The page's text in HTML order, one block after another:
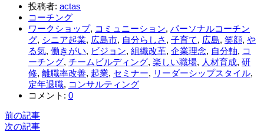
投稿者: actas
コーチング
ワークショップ, コミュニーション, パーソナルコーチン
グ, シニア起業, 広島市, 自分らしさ , 子育て, 広島, 笑顔, や
る気, 働きがい, ビジョン, 組織改革, 企業理念, 自分軸, コ
ーチング, チームビルディング, 楽しい職場, 人材育成, 研
修, 離職率改善, 起業, セミナー, リーダーシップスタイル,
定年退職, コンサルティング
コメント: 0
前の記事
次の記事